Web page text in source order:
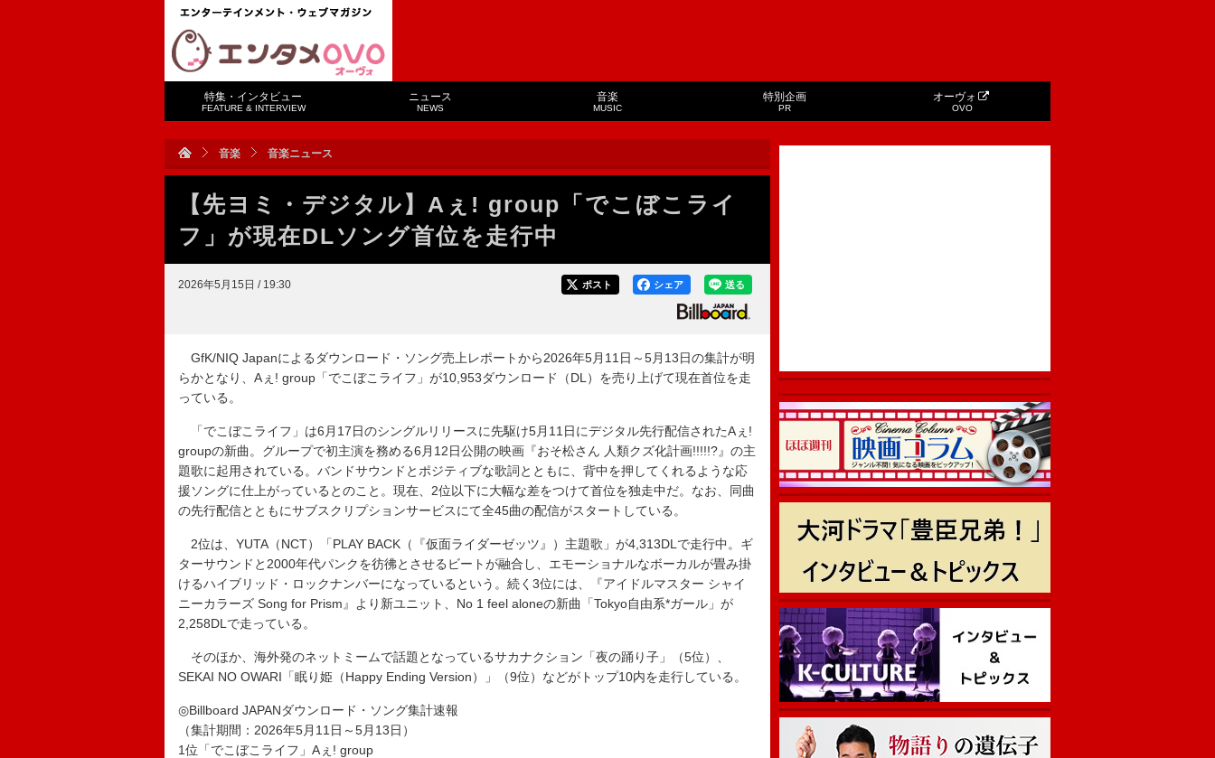
特集・インタビュー
FEATURE & INTERVIEW
ニュース
NEWS
音楽
MUSIC
特別企画
PR
オーヴォ
OVO
音楽 音楽ニュース
【先ヨミ・デジタル】Aぇ! group「でこぼこライ
フ」が現在DLソング首位を走行中
2026年5月15日 / 19:30 送る
シェア
ポスト
GfK/NIQ Japanによるダウンロード・ソング売上レポートから2026年5月11日～5月13日の集計が明
らかとなり、Aぇ! group「でこぼこライフ」が10,953ダウンロード（DL）を売り上げて現在首位を走
っている。
「でこぼこライフ」は6月17日のシングルリリースに先駆け5月11日にデジタル先行配信されたAぇ!
groupの新曲。グループで初主演を務める6月12日公開の映画『おそ松さん 人類クズ化計画!!!!!?』の主
題歌に起用されている。バンドサウンドとポジティブな歌詞とともに、背中を押してくれるような応
援ソングに仕上がっているとのこと。現在、2位以下に大幅な差をつけて首位を独走中だ。なお、同曲
の先行配信とともにサブスクリプションサービスにて全45曲の配信がスタートしている。
2位は、YUTA（NCT）「PLAY BACK（『仮面ライダーゼッツ』）主題歌」が4,313DLで走行中。ギ
ターサウンドと2000年代パンクを彷彿とさせるビートが融合し、エモーショナルなボーカルが畳み掛
けるハイブリッド・ロックナンバーになっているという。続く3位には、『アイドルマスター シャイ
ニーカラーズ Song for Prism』より新ユニット、No 1 feel aloneの新曲「Tokyo自由系*ガール」が
2,258DLで走っている。
そのほか、海外発のネットミームで話題となっているサカナクション「夜の踊り子」（5位）、
SEKAI NO OWARI「眠り姫（Happy Ending Version）」（9位）などがトップ10内を走行している。
◎Billboard JAPANダウンロード・ソング集計速報
（集計期間：2026年5月11日～5月13日）
1位「でこぼこライフ」Aぇ! group